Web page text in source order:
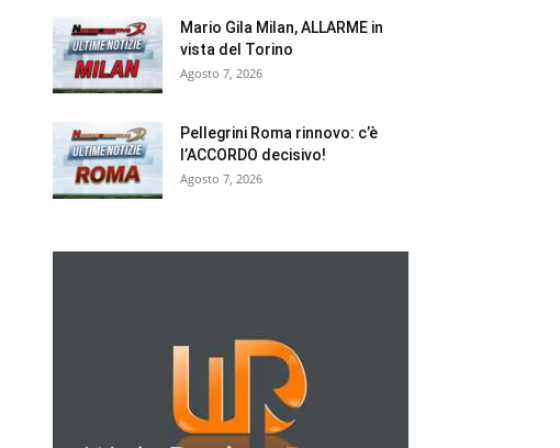
Mario Gila Milan, ALLARME in
vista del Torino
Agosto 7, 2026
Pellegrini Roma rinnovo: c’è
l’ACCORDO decisivo!
Agosto 7, 2026